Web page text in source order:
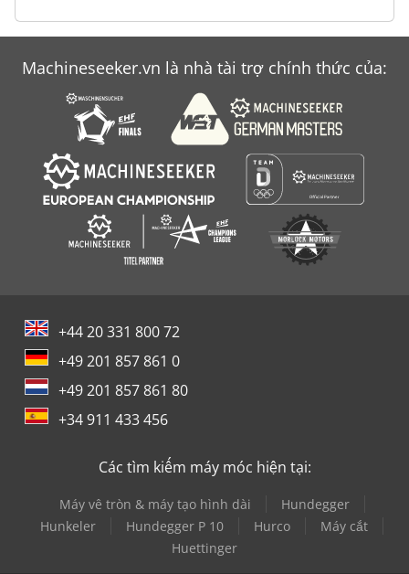
Machineseeker.vn là nhà tài trợ chính thức của:
+44 20 331 800 72
+49 201 857 861 0
+49 201 857 861 80
+34 911 433 456
Các tìm kiếm máy móc hiện tại:
Máy vê tròn & máy tạo hình dài
Hundegger
Hunkeler
Hundegger P 10 Hurco
Máy cắt
Huettinger